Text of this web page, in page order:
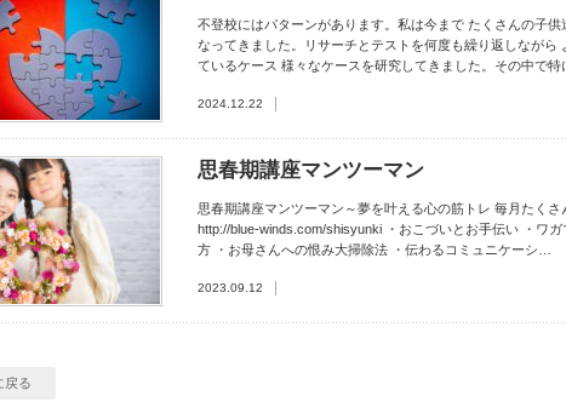
不登校にはパターンがあります。 ​ 私は今まで たくさんの子
なってきました。 ​ リサーチとテストを何度も繰り返しながら
ているケース 様々なケースを研究してきました。 ​ ​ その中で特
2024.12.22
思春期講座マンツーマン
思春期講座マンツーマン～夢を叶える心の筋トレ 毎月たくさ
http://blue-winds.com/shisyunki ・おこづいとお手伝い ・ワ
方 ・お母さんへの恨み大掃除法 ・伝わるコミュニケーシ…
2023.09.12
戻る